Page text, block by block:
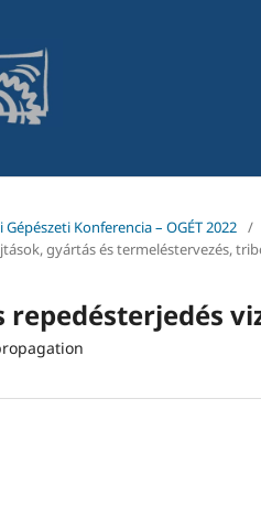
Konferencia – OGÉT 2022 /
gyártás és termeléstervezés,
repedésterjedés